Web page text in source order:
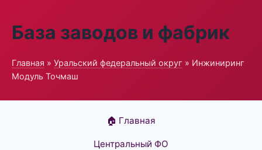
База заводов и фабрик
Главная » Уральский федеральный округ » Инжиниринг
Модуль Точмаш
🏠 Главная
Центральный ФО